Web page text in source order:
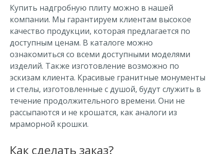
Купить надгробную плиту можно в нашей
компании. Мы гарантируем клиентам высокое
качество продукции, которая предлагается по
доступным ценам. В каталоге можно
ознакомиться со всеми доступными моделями
изделий. Также изготовление возможно по
эскизам клиента. Красивые гранитные монументы
и стелы, изготовленные с душой, будут служить в
течение продолжительного времени. Они не
рассыпаются и не крошатся, как аналоги из
мраморной крошки.
Как сделать заказ?